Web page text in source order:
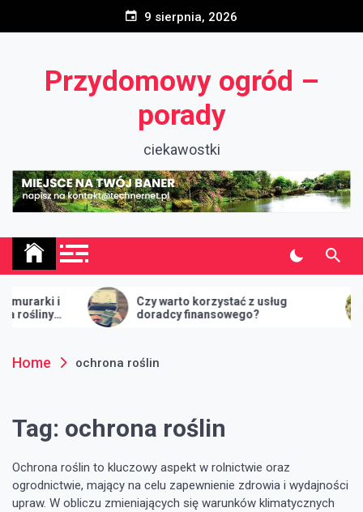
9 sierpnia, 2026
Przydomowy ogród –
porady
ciekawostki
i
Czy warto korzystać z usług
doradcy finansowego?
Home ochrona roślin
Tag: ochrona roślin
Ochrona roślin to kluczowy aspekt w rolnictwie oraz
ogrodnictwie, mający na celu zapewnienie zdrowia i wydajności
upraw. W obliczu zmieniających się warunków klimatycznych